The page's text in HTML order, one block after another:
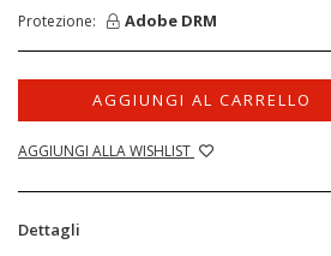
Protezione: Adobe DRM
AGGIUNGI AL CARRELLO
AGGIUNGI ALLA WISHLIST
Dettagli